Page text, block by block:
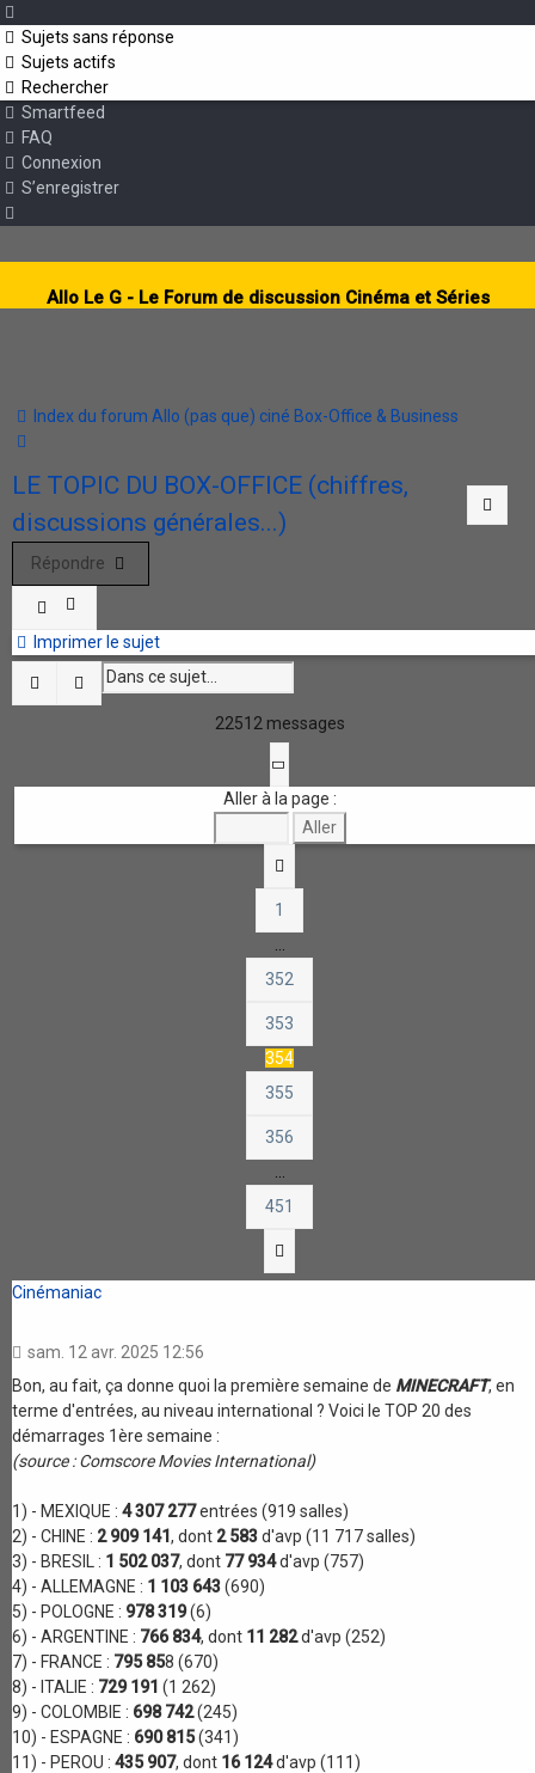
Sujets sans réponse
Sujets actifs
Rechercher
Smartfeed
FAQ
Connexion
S’enregistrer
Allo Le G - Le Forum de discussion Cinéma et Séries
Index du forum Allo (pas que) ciné Box-Office & Business
LE TOPIC DU BOX-OFFICE (chiffres,
discussions générales...)
Répondre
Imprimer le sujet
RechercherRecherche avancée
22512 messages
Page
Aller à la page :
1
352
353
354
355
356
451
Cinémaniac
sam. 12 avr. 2025 12:56
Bon, au fait, ça donne quoi la première semaine de MINECRAFT, en
terme d'entrées, au niveau international ? Voici le TOP 20 des
démarrages 1ère semaine :
(source : Comscore Movies International)
1) - MEXIQUE : 4 307 277entrées (919 salles)
2) - CHINE : 2 909 141, dont 2 583d'avp (11 717 salles)
3) - BRESIL : 1 502 037, dont 77 934d'avp (757)
4) - ALLEMAGNE : 1 103 643(690)
5) - POLOGNE : 978 319(6)
6) - ARGENTINE : 766 834, dont 11 282d'avp (252)
7) - FRANCE : 795 858 (670)
8) - ITALIE : 729 191 (1 262)
9) - COLOMBIE : 698 742(245)
10) - ESPAGNE : 690 815(341)
11) - PEROU : 435 907, dont 16 124d'avp (111)